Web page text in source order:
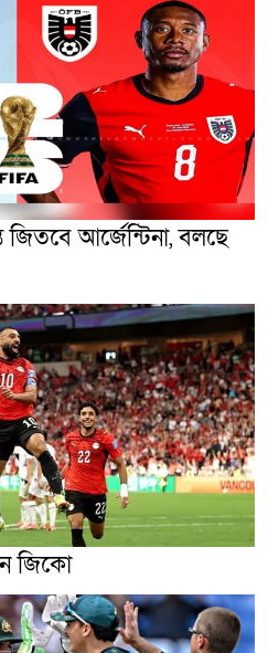
জিতবে আর্জেন্টিনা, বলছে
জিকো